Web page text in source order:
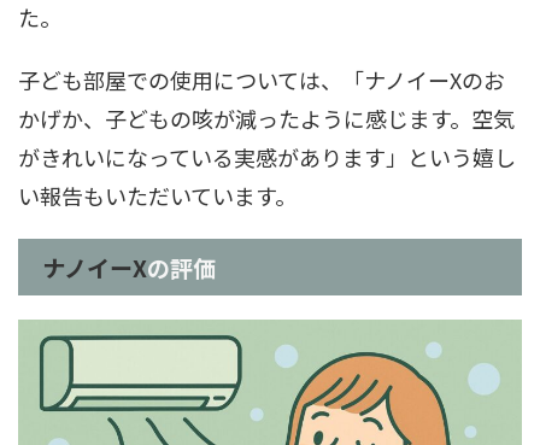
た。
子ども部屋での使用については、「ナノイーXのお
かげか、子どもの咳が減ったように感じます。空気
がきれいになっている実感があります」という嬉し
い報告もいただいています。
ナノイーXの評価